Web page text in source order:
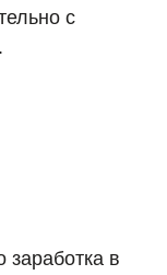
с
заработка в